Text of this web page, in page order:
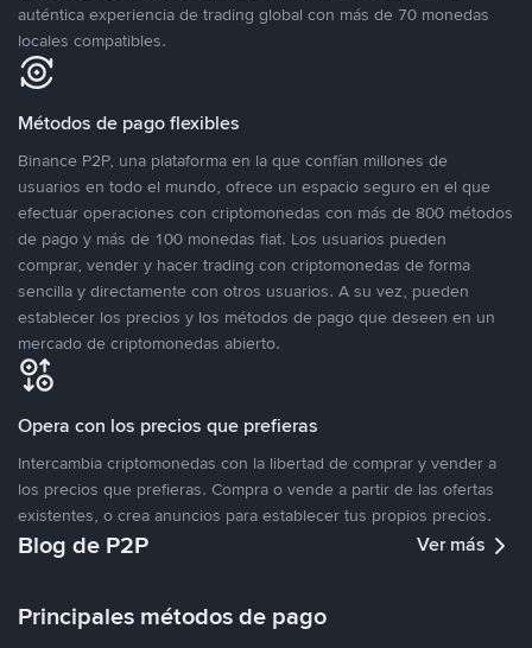
auténtica experiencia de trading global con más de 70 monedas
locales compatibles.
Métodos de pago flexibles
Binance P2P, una plataforma en la que confían millones de
usuarios en todo el mundo, ofrece un espacio seguro en el que
efectuar operaciones con criptomonedas con más de 800 métodos
de pago y más de 100 monedas fiat. Los usuarios pueden
comprar, vender y hacer trading con criptomonedas de forma
sencilla y directamente con otros usuarios. A su vez, pueden
establecer los precios y los métodos de pago que deseen en un
mercado de criptomonedas abierto.
Opera con los precios que prefieras
Intercambia criptomonedas con la libertad de comprar y vender a
los precios que prefieras. Compra o vende a partir de las ofertas
existentes, o crea anuncios para establecer tus propios precios.
Blog de P2P Ver más
Principales métodos de pago